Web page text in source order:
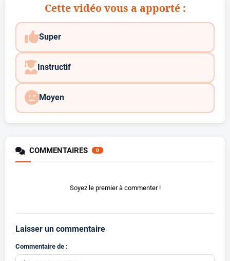
Cette vidéo vous a apporté :
Super
Instructif
Moyen
COMMENTAIRES 0
Soyez le premier à commenter !
Laisser un commentaire
Commentaire de :